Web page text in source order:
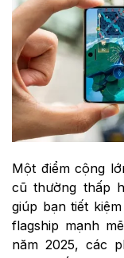
Một điểm cộng
cũ thường thấp
giúp bạn tiết
flagship mạnh
năm 2025, các